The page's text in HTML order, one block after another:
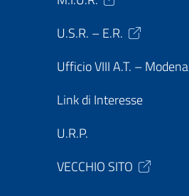
U.S.R. – E.R.
Ufficio VIII A.T. – Modena
Link di Interesse
U.R.P.
VECCHIO SITO